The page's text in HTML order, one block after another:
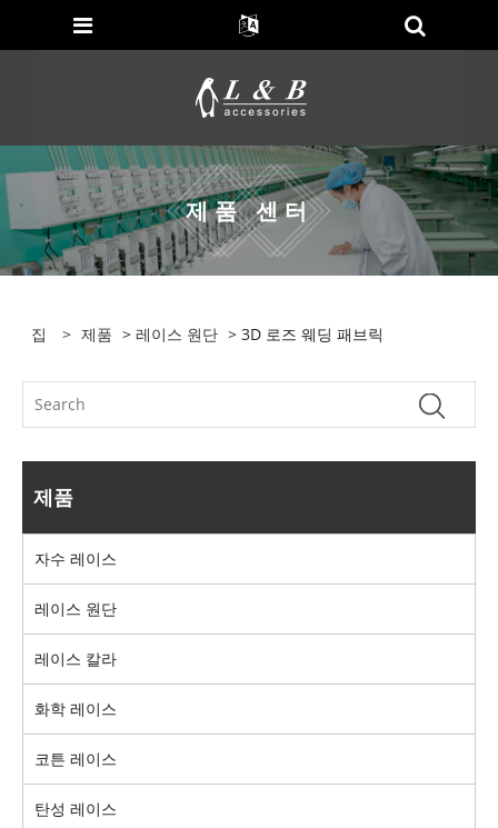
제품 센터
집 > 제품 >레이스 원단 > 3D 로즈 웨딩 패브릭
제품
자수 레이스
레이스 원단
레이스 칼라
화학 레이스
코튼 레이스
탄성 레이스